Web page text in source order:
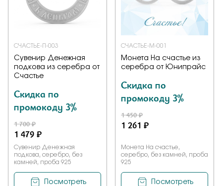
СЧАСТЬЕ-П-003
Сувенир Денежная
подкова из серебра от
Счастье
Скидка по
промокоду 3%
1 700 ₽
1 479 ₽
Сувенир Денежная
подкова, серебро, без
камней, проба 925
Посмотреть
СЧАСТЬЕ-М-001
Монета На счастье из
серебра от Юнипрайс
Скидка по
промокоду 3%
1 450 ₽
1 261 ₽
Монета На счастье,
серебро, без камней, проба
925
Посмотреть
Заказать
Подтверждаю, что я ознакомлен и согласен с условиями
политики конфиденциальности
Отправить